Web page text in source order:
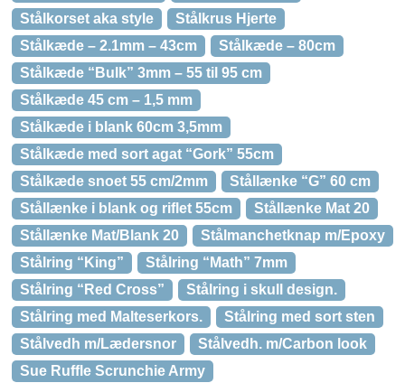
Stålkorset aka style
Stålkrus Hjerte
Stålkæde – 2.1mm – 43cm
Stålkæde – 80cm
Stålkæde “Bulk” 3mm – 55 til 95 cm
Stålkæde 45 cm – 1,5 mm
Stålkæde i blank 60cm 3,5mm
Stålkæde med sort agat “Gork” 55cm
Stålkæde snoet 55 cm/2mm
Stållænke “G” 60 cm
Stållænke i blank og riflet 55cm
Stållænke Mat 20
Stållænke Mat/Blank 20
Stålmanchetknap m/Epoxy
Stålring “King”
Stålring “Math” 7mm
Stålring “Red Cross”
Stålring i skull design.
Stålring med Malteserkors.
Stålring med sort sten
Stålvedh m/Lædersnor
Stålvedh. m/Carbon look
Sue Ruffle Scrunchie Army